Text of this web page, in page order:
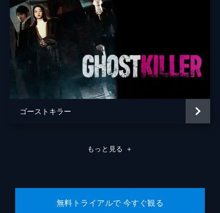
ゴーストキラー
もっと見る ＋
無料トライアルで 今すぐ観る